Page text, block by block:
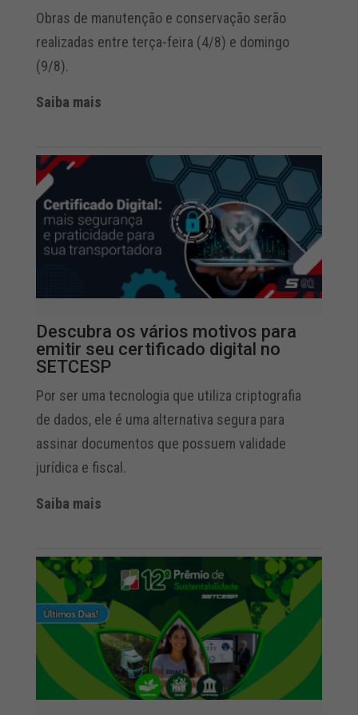
Obras de manutenção e conservação serão
realizadas entre terça-feira (4/8) e domingo
(9/8).
Saiba mais
Descubra os vários motivos para
emitir seu certificado digital no
SETCESP
Por ser uma tecnologia que utiliza criptografia
de dados, ele é uma alternativa segura para
assinar documentos que possuem validade
jurídica e fiscal.
Saiba mais